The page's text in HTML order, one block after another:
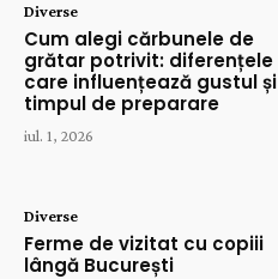
Diverse
Cum alegi cărbunele de
grătar potrivit: diferențele
care influențează gustul și
timpul de preparare
iul. 1, 2026
Diverse
Ferme de vizitat cu copiii
lângă București